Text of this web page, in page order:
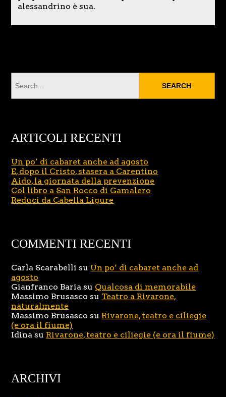
alessandrino è sua.
ARTICOLI RECENTI
Un po’ di cabaret anche ad agosto
E, dopo il Cristo, stasera a Carentino
Aido, la giornata della prevenzione
Col libro a San Rocco di Gamalero
Reduci da Cabella Ligure
COMMENTI RECENTI
Carla Scarabelli su Un po’ di cabaret anche ad
agosto
Gianfranco Baria su Qualcosa di memorabile
Massimo Brusasco su Teatro a Rivarone,
naturalmente
Massimo Brusasco su Rivarone, teatro e ciliegie
(e ora il fiume)
Idina su Rivarone, teatro e ciliegie (e ora il fiume)
ARCHIVI